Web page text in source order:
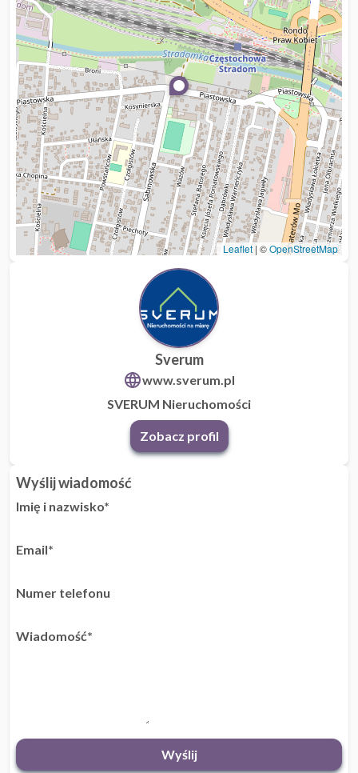
Leaflet | ©OpenStreetMap
Sverum
www.sverum.pl
SVERUM Nieruchomości
Zobacz profil
Wyślij wiadomość
Imię i nazwisko*
Email*
Numer telefonu
Wiadomość*
Wyślij